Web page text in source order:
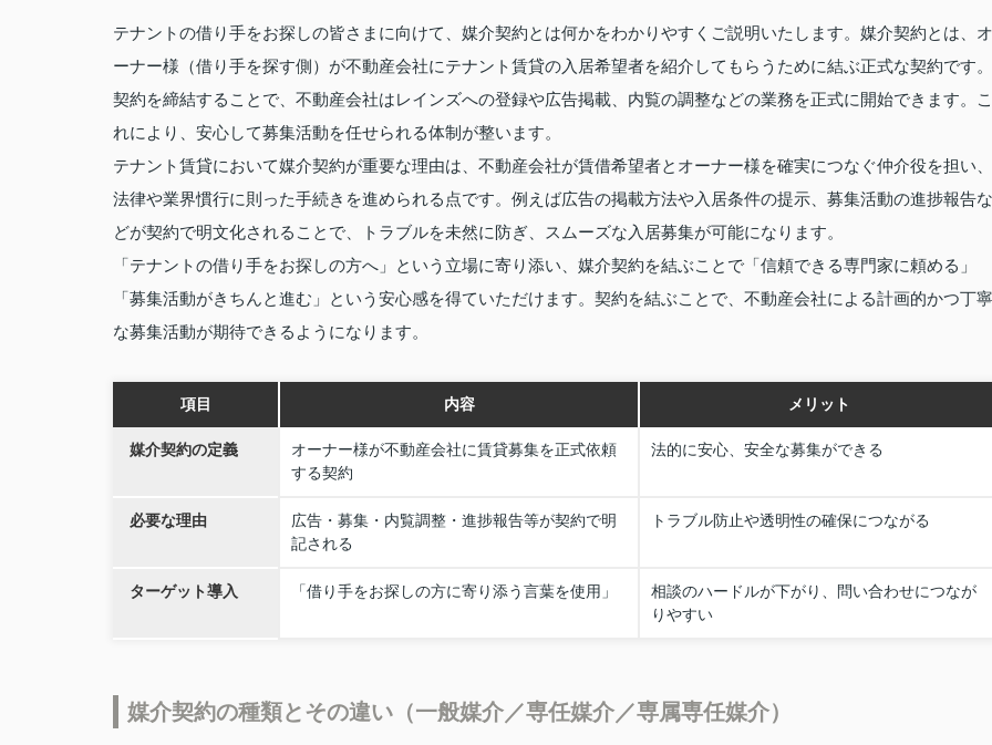
テナントの借り手をお探しの皆さまに向けて、媒介契約とは何かをわかりやすくご説明いたします。媒介契約とは、オ
ーナー様（借り手を探す側）が不動産会社にテナント賃貸の入居希望者を紹介してもらうために結ぶ正式な契約です。
契約を締結することで、不動産会社はレインズへの登録や広告掲載、内覧の調整などの業務を正式に開始できます。こ
れにより、安心して募集活動を任せられる体制が整います。
テナント賃貸において媒介契約が重要な理由は、不動産会社が賃借希望者とオーナー様を確実につなぐ仲介役を担い、
法律や業界慣行に則った手続きを進められる点です。例えば広告の掲載方法や入居条件の提示、募集活動の進捗報告な
どが契約で明文化されることで、トラブルを未然に防ぎ、スムーズな入居募集が可能になります。
「テナントの借り手をお探しの方へ」という立場に寄り添い、媒介契約を結ぶことで「信頼できる専門家に頼める」
「募集活動がきちんと進む」という安心感を得ていただけます。契約を結ぶことで、不動産会社による計画的かつ丁寧
な募集活動が期待できるようになります。
項目 内容 メリット
媒介契約の定義
オーナー様が不動産会社に賃貸募集を正式依頼
する契約
法的に安心、安全な募集ができる
必要な理由
広告・募集・内覧調整・進捗報告等が契約で明
記される
トラブル防止や透明性の確保につながる
ターゲット導入 「借り手をお探しの方に寄り添う言葉を使用」
相談のハードルが下がり、問い合わせにつなが
りやすい
媒介契約の種類とその違い（一般媒介／専任媒介／専属専任媒介）